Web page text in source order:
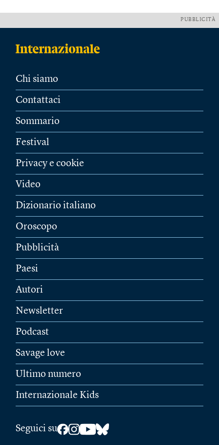
PUBBLICITÀ
Chi siamo
Contattaci
Sommario
Festival
Privacy e cookie
Video
Dizionario italiano
Oroscopo
Pubblicità
Paesi
Autori
Newsletter
Podcast
Savage love
Ultimo numero
Internazionale Kids
Seguici su